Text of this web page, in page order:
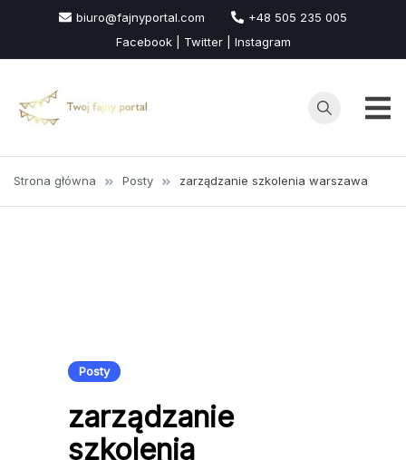
treści
biuro@fajnyportal.com
+48 505 235 005
Facebook | Twitter | Instagram
Strona główna Posty zarządzanie szkolenia warszawa
Posty
zarządzanie
szkolenia